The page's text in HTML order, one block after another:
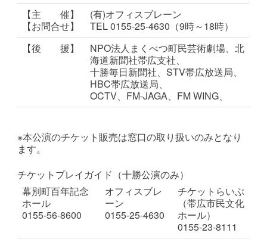
【主 催】
【お問合せ】
(有)オフィスブレーン
TEL 0155-25-4630（9時～18時）
【後 援】
NPO法人まくべつ町民芸術劇場、北
海道新聞社帯広支社、
十勝毎日新聞社、STV帯広放送局、
HBC帯広放送局、
OCTV、FM-JAGA、FM WING、
※本公演のチケット販売は窓口の取り扱いのみとなり
ます。
チケットプレイガイド（十勝公演のみ）
幕別町百年記念
ホール
0155-56-8600
オフィスブレ
ーン
0155-25-4630
チケットらいぶ
（帯広市民文化
ホール）
0155-23-8111